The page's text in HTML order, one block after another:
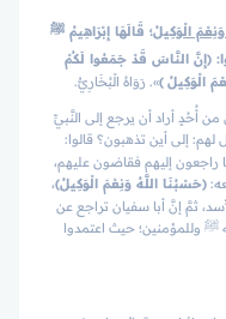
الْوَكِيلُ؛ قَالَهَا إِبْرَاهِيمُ ﷺ
﴿إِنَّ النَّاسَ قَدْ جَمَعُوا لَكُمْ
الْوَكِيلُ ﴾». رَوَاهُ الْبُخَارِيُّ.
أُحُدٍ أراد أن يرجع إلى النَّبيِّ
إلى أين تذهبون؟ قالوا:
راجعون إليهم فقاضون عليهم،
﴿حَسْبُنَا اللَّهُ وَنِعْمَ الْوَكِيلُ﴾،
ثمَّ إنَّ أبا سفيان تراجع عن
ﷺ وللمؤمنين؛ حيث اعتمدوا